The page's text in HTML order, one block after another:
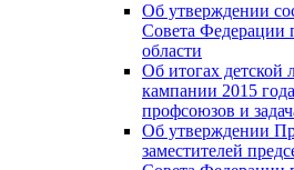
Об утверждении
Совета Федерации
области
Об итогах детской
кампании 2015
профсоюзов и
Об утверждении
заместителей